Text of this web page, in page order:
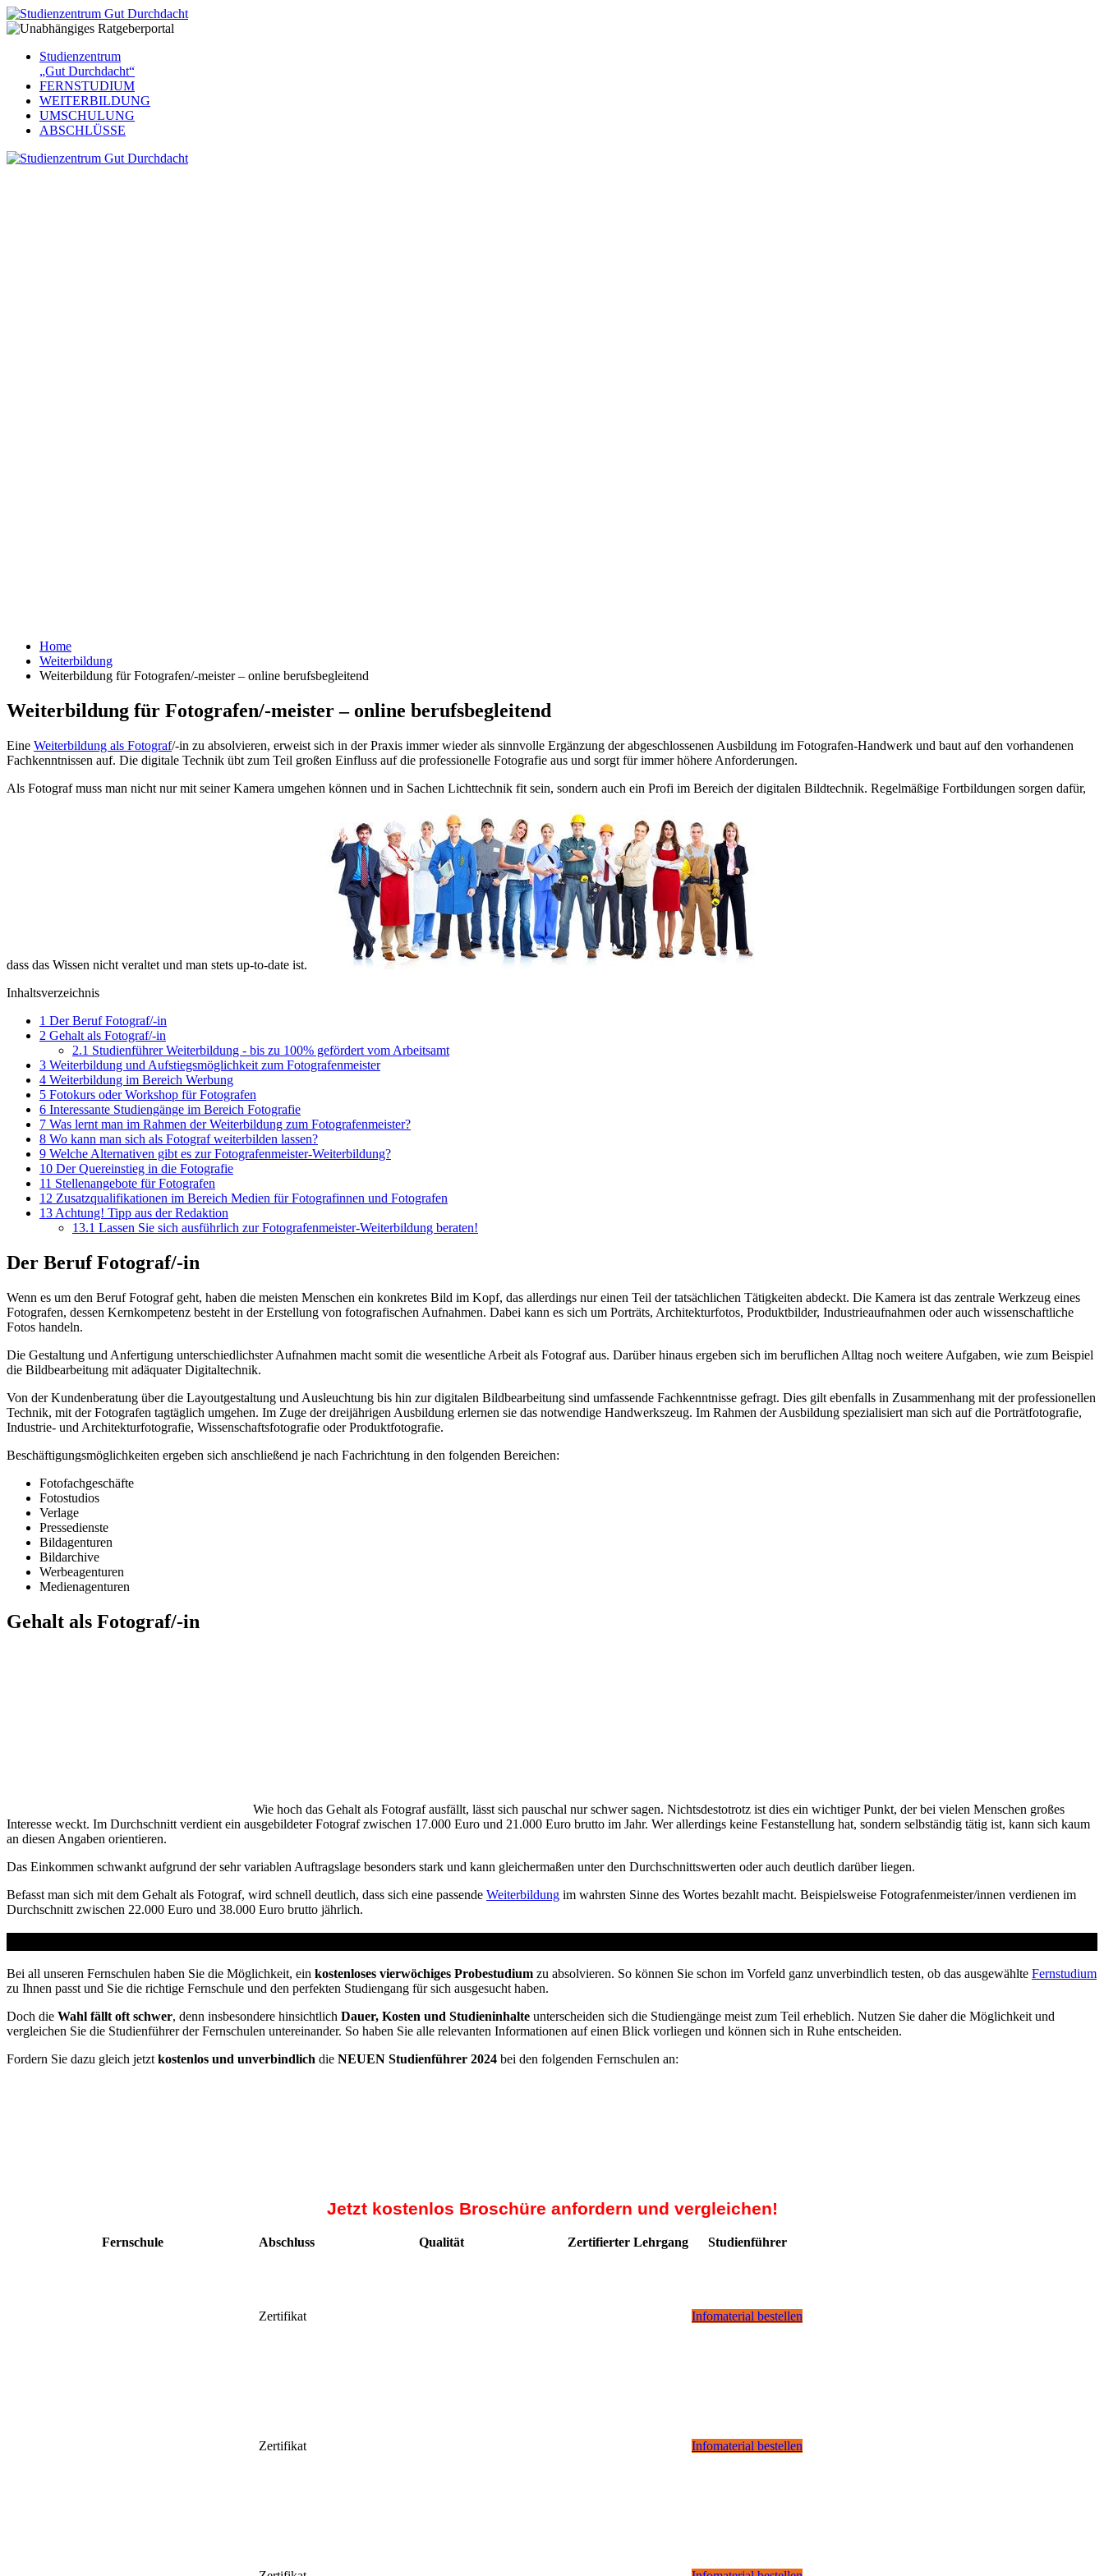
Studienzentrum
„Gut Durchdacht“
FERNSTUDIUM
WEITERBILDUNG
UMSCHULUNG
ABSCHLÜSSE
Home
Weiterbildung
Weiterbildung für Fotografen/-meister – online berufsbegleitend
Weiterbildung für Fotografen/-meister – online berufsbegleitend
Eine Weiterbildung als Fotograf/-in zu absolvieren, erweist sich in der Praxis immer wieder als sinnvolle Ergänzung der abgeschlossenen Ausbildung im Fotografen-Handwerk und baut auf den vorhandenen
Fachkenntnissen auf. Die digitale Technik übt zum Teil großen Einfluss auf die professionelle Fotografie aus und sorgt für immer höhere Anforderungen.
Als Fotograf muss man nicht nur mit seiner Kamera umgehen können und in Sachen Lichttechnik fit sein, sondern auch ein Profi im Bereich der digitalen Bildtechnik. Regelmäßige Fortbildungen sorgen dafür,
dass das Wissen nicht veraltet und man stets up-to-date ist.
Inhaltsverzeichnis
1 Der Beruf Fotograf/-in
2 Gehalt als Fotograf/-in
2.1 Studienführer Weiterbildung - bis zu 100% gefördert vom Arbeitsamt
3 Weiterbildung und Aufstiegsmöglichkeit zum Fotografenmeister
4 Weiterbildung im Bereich Werbung
5 Fotokurs oder Workshop für Fotografen
6 Interessante Studiengänge im Bereich Fotografie
7 Was lernt man im Rahmen der Weiterbildung zum Fotografenmeister?
8 Wo kann man sich als Fotograf weiterbilden lassen?
9 Welche Alternativen gibt es zur Fotografenmeister-Weiterbildung?
10 Der Quereinstieg in die Fotografie
11 Stellenangebote für Fotografen
12 Zusatzqualifikationen im Bereich Medien für Fotografinnen und Fotografen
13 Achtung! Tipp aus der Redaktion
13.1 Lassen Sie sich ausführlich zur Fotografenmeister-Weiterbildung beraten!
Der Beruf Fotograf/-in
Wenn es um den Beruf Fotograf geht, haben die meisten Menschen ein konkretes Bild im Kopf, das allerdings nur einen Teil der tatsächlichen Tätigkeiten abdeckt. Die Kamera ist das zentrale Werkzeug eines
Fotografen, dessen Kernkompetenz besteht in der Erstellung von fotografischen Aufnahmen. Dabei kann es sich um Porträts, Architekturfotos, Produktbilder, Industrieaufnahmen oder auch wissenschaftliche
Fotos handeln.
Die Gestaltung und Anfertigung unterschiedlichster Aufnahmen macht somit die wesentliche Arbeit als Fotograf aus. Darüber hinaus ergeben sich im beruflichen Alltag noch weitere Aufgaben, wie zum Beispiel
die Bildbearbeitung mit adäquater Digitaltechnik.
Von der Kundenberatung über die Layoutgestaltung und Ausleuchtung bis hin zur digitalen Bildbearbeitung sind umfassende Fachkenntnisse gefragt. Dies gilt ebenfalls in Zusammenhang mit der professionellen
Technik, mit der Fotografen tagtäglich umgehen. Im Zuge der dreijährigen Ausbildung erlernen sie das notwendige Handwerkszeug. Im Rahmen der Ausbildung spezialisiert man sich auf die Porträtfotografie,
Industrie- und Architekturfotografie, Wissenschaftsfotografie oder Produktfotografie.
Beschäftigungsmöglichkeiten ergeben sich anschließend je nach Fachrichtung in den folgenden Bereichen:
Fotofachgeschäfte
Fotostudios
Verlage
Pressedienste
Bildagenturen
Bildarchive
Werbeagenturen
Medienagenturen
Gehalt als Fotograf/-in
Wie hoch das Gehalt als Fotograf ausfällt, lässt sich pauschal nur schwer sagen. Nichtsdestotrotz ist dies ein wichtiger Punkt, der bei vielen Menschen großes
Interesse weckt. Im Durchschnitt verdient ein ausgebildeter Fotograf zwischen 17.000 Euro und 21.000 Euro brutto im Jahr. Wer allerdings keine Festanstellung hat, sondern selbständig tätig ist, kann sich kaum
an diesen Angaben orientieren.
Das Einkommen schwankt aufgrund der sehr variablen Auftragslage besonders stark und kann gleichermaßen unter den Durchschnittswerten oder auch deutlich darüber liegen.
Befasst man sich mit dem Gehalt als Fotograf, wird schnell deutlich, dass sich eine passende Weiterbildung im wahrsten Sinne des Wortes bezahlt macht. Beispielsweise Fotografenmeister/innen verdienen im
Durchschnitt zwischen 22.000 Euro und 38.000 Euro brutto jährlich.
Bei all unseren Fernschulen haben Sie die Möglichkeit, ein kostenloses vierwöchiges Probestudium zu absolvieren. So können Sie schon im Vorfeld ganz unverbindlich testen, ob das ausgewählte Fernstudium
zu Ihnen passt und Sie die richtige Fernschule und den perfekten Studiengang für sich ausgesucht haben.
Doch die Wahl fällt oft schwer, denn insbesondere hinsichtlich Dauer, Kosten und Studieninhalte unterscheiden sich die Studiengänge meist zum Teil erheblich. Nutzen Sie daher die Möglichkeit und
vergleichen Sie die Studienführer der Fernschulen untereinander. So haben Sie alle relevanten Informationen auf einen Blick vorliegen und können sich in Ruhe entscheiden.
Fordern Sie dazu gleich jetzt kostenlos und unverbindlich die NEUEN Studienführer 2024 bei den folgenden Fernschulen an:
Jetzt kostenlos Broschüre anfordern und vergleichen!
Fernschule Abschluss Qualität Zertifierter Lehrgang Studienführer
Zertifikat Infomaterial bestellen
Zertifikat Infomaterial bestellen